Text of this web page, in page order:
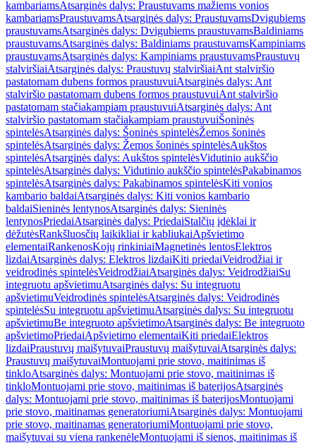
kambariamsAtsarginės dalys: Praustuvams mažiems vonios
kambariamsPraustuvamsAtsarginės dalys: PraustuvamsDvigubiems
praustuvamsAtsarginės dalys: Dvigubiems praustuvamsBaldiniams
praustuvamsAtsarginės dalys: Baldiniams praustuvamsKampiniams
praustuvamsAtsarginės dalys: Kampiniams praustuvamsPraustuvų
stalviršiaiAtsarginės dalys: Praustuvų stalviršiaiAnt stalviršio
pastatomam dubens formos praustuvuiAtsarginės dalys: Ant
stalviršio pastatomam dubens formos praustuvuiAnt stalviršio
pastatomam stačiakampiam praustuvuiAtsarginės dalys: Ant
stalviršio pastatomam stačiakampiam praustuvuiŠoninės
spintelėsAtsarginės dalys: Šoninės spintelėsŽemos šoninės
spintelėsAtsarginės dalys: Žemos šoninės spintelėsAukštos
spintelėsAtsarginės dalys: Aukštos spintelėsVidutinio aukščio
spintelėsAtsarginės dalys: Vidutinio aukščio spintelėsPakabinamos
spintelėsAtsarginės dalys: Pakabinamos spintelėsKiti vonios
kambario baldaiAtsarginės dalys: Kiti vonios kambario
baldaiSieninės lentynosAtsarginės dalys: Sieninės
lentynosPriedaiAtsarginės dalys: PriedaiStalčių įdėklai ir
dėžutėsRankšluosčių laikikliai ir kabliukaiApšvietimo
elementaiRankenosKojų rinkiniaiMagnetinės lentosElektros
lizdaiAtsarginės dalys: Elektros lizdaiKiti priedaiVeidrodžiai ir
veidrodinės spintelėsVeidrodžiaiAtsarginės dalys: VeidrodžiaiSu
integruotu apšvietimuAtsarginės dalys: Su integruotu
apšvietimuVeidrodinės spintelėsAtsarginės dalys: Veidrodinės
spintelėsSu integruotu apšvietimuAtsarginės dalys: Su integruotu
apšvietimuBe integruoto apšvietimoAtsarginės dalys: Be integruoto
apšvietimoPriedaiApšvietimo elementaiKiti priedaiElektros
lizdaiPraustuvų maišytuvaiPraustuvų maišytuvaiAtsarginės dalys:
Praustuvų maišytuvaiMontuojami prie stovo, maitinimas iš
tinkloAtsarginės dalys: Montuojami prie stovo, maitinimas iš
tinkloMontuojami prie stovo, maitinimas iš baterijosAtsarginės
dalys: Montuojami prie stovo, maitinimas iš baterijosMontuojami
prie stovo, maitinamas generatoriumiAtsarginės dalys: Montuojami
prie stovo, maitinamas generatoriumiMontuojami prie stovo,
maišytuvai su viena rankenėleMontuojami iš sienos, maitinimas iš